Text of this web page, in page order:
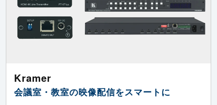
Kramer
会議室・教室の映像配信をスマートに